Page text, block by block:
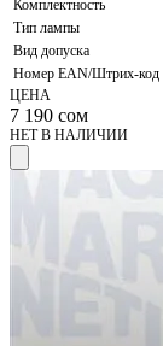
Комплектность
Тип лампы
Вид допуска
Номер EAN/Штрих-код
ЦЕНА
7 190 сом
НЕТ В НАЛИЧИИ